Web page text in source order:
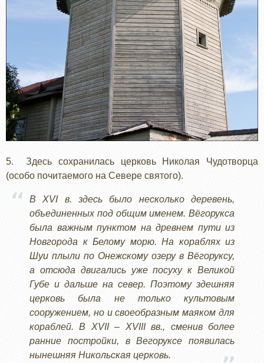
5. Здесь сохранилась церковь Николая Чудотворца
(особо почитаемого на Севере святого).
В XVI в. здесь было несколько деревень,
объединенных под общим именем. Вёгорукса
была важным пунктом на древнем пути из
Новгорода к Белому морю. На кораблях из
Шуи плыли по Онежскому озеру в Вёгоруксу,
а отсюда двигались уже посуху к Великой
Губе и дальше на север. Поэтому здешняя
церковь была не только культовым
сооружением, но и своеобразным маяком для
кораблей. В XVII – XVIII вв., сменив более
ранние постройки, в Вегоруксе появилась
нынешняя Никольская церковь.